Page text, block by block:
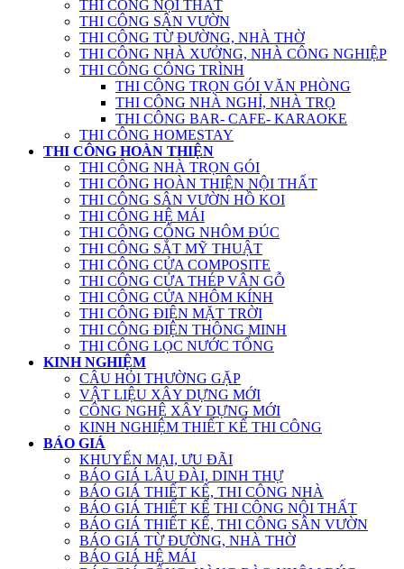
THI CÔNG NỘI THẤT
THI CÔNG SÂN VƯỜN
THI CÔNG TỪ ĐƯỜNG, NHÀ THỜ
THI CÔNG NHÀ XƯỞNG, NHÀ CÔNG NGHIỆP
THI CÔNG CÔNG TRÌNH
THI CÔNG TRỌN GÓI VĂN PHÒNG
THI CÔNG NHÀ NGHỈ, NHÀ TRỌ
THI CÔNG BAR- CAFE- KARAOKE
THI CÔNG HOMESTAY
THI CÔNG HOÀN THIỆN
THI CÔNG NHÀ TRỌN GÓI
THI CÔNG HOÀN THIỆN NỘI THẤT
THI CÔNG SÂN VƯỜN HỒ KOI
THI CÔNG HỆ MÁI
THI CÔNG CỔNG NHÔM ĐÚC
THI CÔNG SẮT MỸ THUẬT
THI CÔNG CỬA COMPOSITE
THI CÔNG CỬA THÉP VÂN GỖ
THI CÔNG CỬA NHÔM KÍNH
THI CÔNG ĐIỆN MẶT TRỜI
THI CÔNG ĐIỆN THÔNG MINH
THI CÔNG LỌC NƯỚC TỔNG
KINH NGHIỆM
CÂU HỎI THƯỜNG GẶP
VẬT LIỆU XÂY DỰNG MỚI
CÔNG NGHỆ XÂY DỰNG MỚI
KINH NGHIỆM THIẾT KẾ THI CÔNG
BÁO GIÁ
KHUYẾN MẠI, ƯU ĐÃI
BÁO GIÁ LÂU ĐÀI, DINH THỰ
BÁO GIÁ THIẾT KẾ, THI CÔNG NHÀ
BÁO GIÁ THIẾT KẾ THI CÔNG NỘI THẤT
BÁO GIÁ THIẾT KẾ, THI CÔNG SÂN VƯỜN
BÁO GIÁ TỪ ĐƯỜNG, NHÀ THỜ
BÁO GIÁ HỆ MÁI